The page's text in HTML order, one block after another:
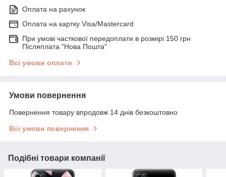
Оплата на рахунок
Оплата на картку Visa/Mastercard
При умові часткової передоплати в розмірі 150 грн
Післяплата "Нова Пошта"
Всі умови оплати
Умови повернення
Повернення товару впродовж 14 днів безкоштовно
Всі умови повернення
Подібні товари компанії